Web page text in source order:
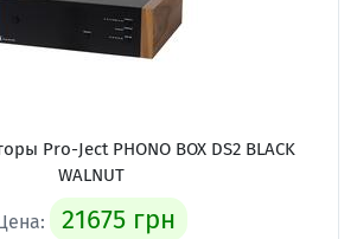
Pro-Ject PHONO BOX DS2 BLACK
WALNUT
21675 грн